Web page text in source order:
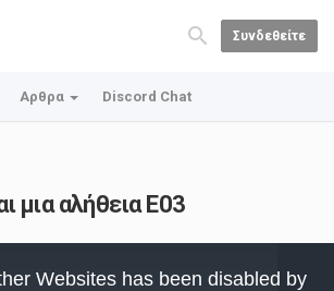
Συνδεθείτε
Αρθρα Discord Chat
μια αλήθεια E03
Websites has been disabled by